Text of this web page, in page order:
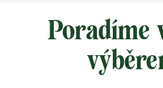
Poradíme